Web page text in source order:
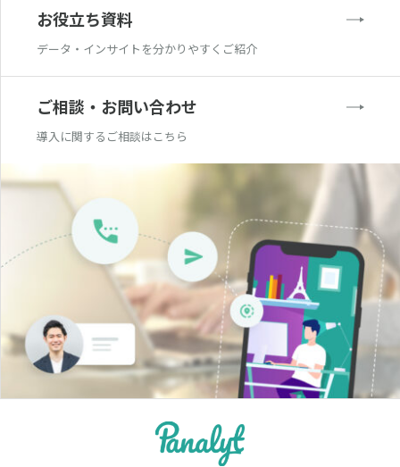
お役立ち資料
データ・インサイトを分かりやすくご紹介
ご相談・お問い合わせ
導入に関するご相談はこちら